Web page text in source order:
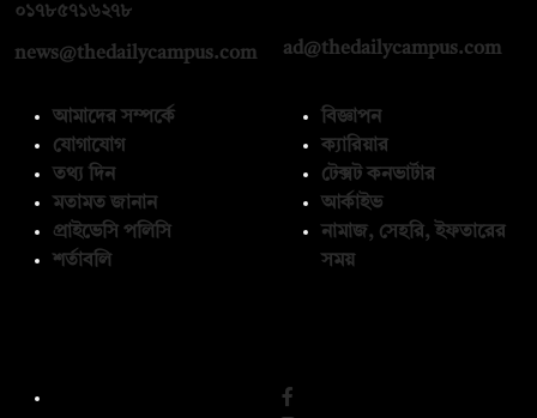
০১৭৮৫৭১৬২৭৮
news@thedailycampus.com ad@thedailycampus.com
আমাদের সম্পর্কে
যোগাযোগ
তথ্য দিন
মতামত জানান
প্রাইভেসি পলিসি
শর্তাবলি
বিজ্ঞাপন
ক্যারিয়ার
টেক্সট কনভার্টার
আর্কাইভ
নামাজ, সেহরি, ইফতারের
সময়